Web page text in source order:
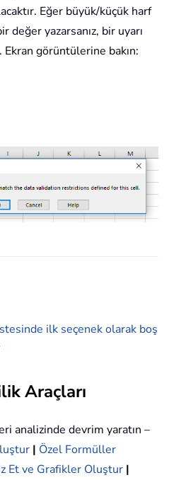
Eğer büyük/küçük harf
değer yazarsanız, bir uyarı
görüntülerine bakın:
ilk seçenek olarak boş
Araçları
analizinde devrim yaratın –
| Özel Formüller
Et ve Grafikler Oluştur |